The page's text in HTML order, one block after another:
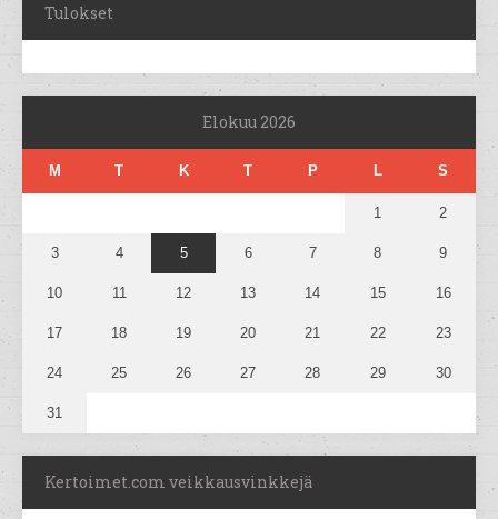
Tulokset
Elokuu 2026
M T K T P L S
1 2
3 4 5 6 7 8 9
10 11 12 13 14 15 16
17 18 19 20 21 22 23
24 25 26 27 28 29 30
31
Kertoimet.com veikkausvinkkejä